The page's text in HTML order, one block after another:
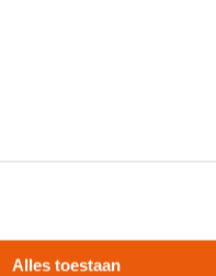
Alles toestaan